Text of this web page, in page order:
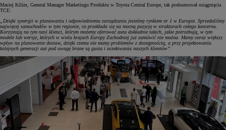
Maciej Kilim, General Manager Marketingu Produktu w Toyota Central Europe, tak podsumował osiągnięcia
TCE:
„Dzięki synergii w planowaniu i odpowiedniemu zarządzaniu jesteśmy rynkiem nr 1 w Europie. Sprzedaliśmy
najwięcej samochodów w tym regionie, co przekłada się na mocną pozycję w strukturach całego koncernu.
Korzystają na tym nasi klienci, którym możemy oferować auta dokładnie takich, jakie potrzebują, w tym
modele lub wersje, których w wielu krajach Europy Zachodniej już zamówić nie można. Mamy coraz większy
wpływ na planowanie dostaw, dzięki czemu nie mamy problemów z dostępnością, a przy projektowaniu
kolejnych generacji aut pod uwagę brane są gusta i oczekiwania naszych klientów”.